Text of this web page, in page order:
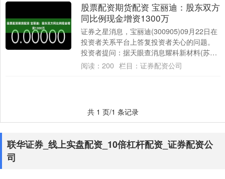
股票配资期货配资 宝丽迪：股东双方
同比例现金增资1300万
证券之星消息，宝丽迪(300905)09月22日在
投资者关系平台上答复投资者关心的问题。
投资者提问：据天眼查消息耀科新材料(苏州)
有限公司已经增加了注册资本1....
阅读： 200 栏目： 证券配资公司
共 1 页/1 条记录
联华证券_线上实盘配资_10倍杠杆配资_证券配资公
司